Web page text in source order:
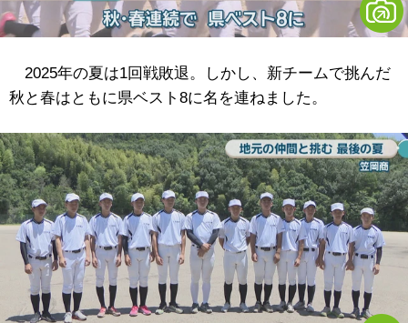
2025年の夏は1回戦敗退。しかし、新チームで挑んだ
秋と春はともに県ベスト8に名を連ねました。